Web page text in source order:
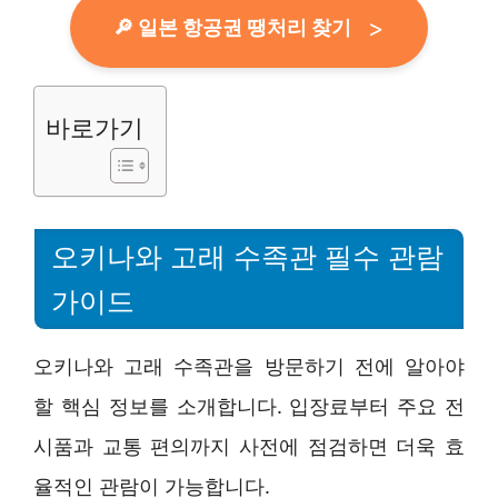
🔎 일본 항공권 땡처리 찾기
바로가기
오키나와 고래 수족관 필수 관람
가이드
오키나와 고래 수족관을 방문하기 전에 알아야
할 핵심 정보를 소개합니다. 입장료부터 주요 전
시품과 교통 편의까지 사전에 점검하면 더욱 효
율적인 관람이 가능합니다.